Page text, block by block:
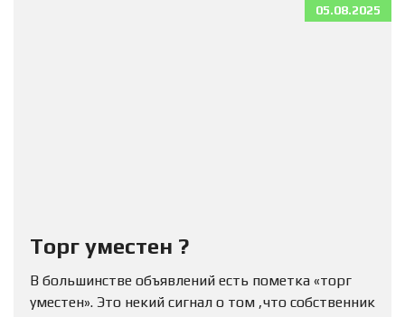
05.08.2025
Торг уместен ?
В большинстве объявлений есть пометка «торг
уместен». Это некий сигнал о том ,что собственник